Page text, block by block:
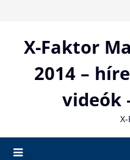
contentX-Faktor
2014 –
videók